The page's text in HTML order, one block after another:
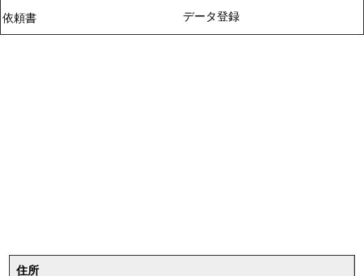
依頼書
データ登録
住所